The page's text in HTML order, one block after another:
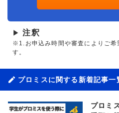
▶ 注釈
※1.お申込み時間や審査によりご希
す。
プロミスに関する新着記事一
プロミ